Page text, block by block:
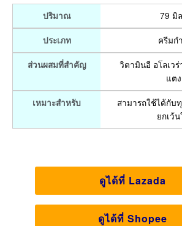
ปริมาณ 79 มิ
ประเภท ครีมก
ส่วนผสมที่สำคัญ
วิตามินอี อโลเว
แต
เหมาะสำหรับ
สามารถใช้ได้กับ
ยกเว้
ดูได้ที่ Lazada
ดูได้ที่ Shopee